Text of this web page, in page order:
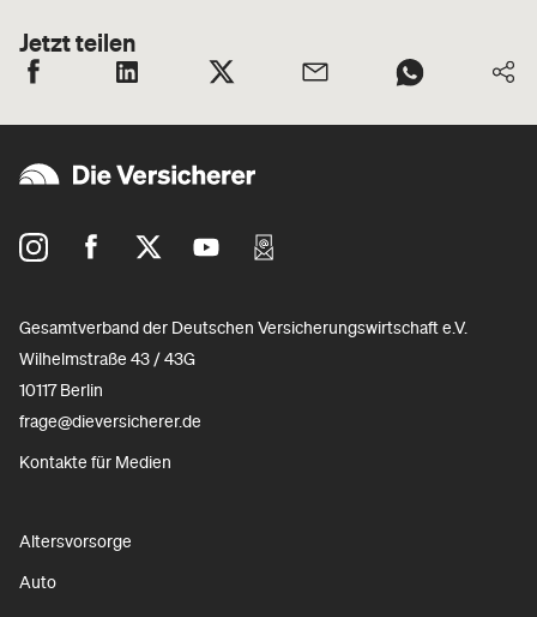
Jetzt teilen
Gesamtverband der Deutschen Versicherungswirtschaft e.V.
Wilhelmstraße 43 / 43G
10117 Berlin
frage@dieversicherer.de
Kontakte für Medien
Altersvorsorge
Auto